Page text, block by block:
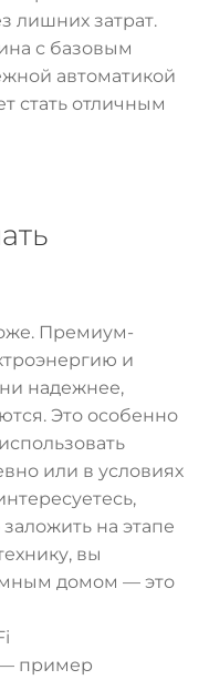
лишних затрат.
с базовым
автоматикой
стать отличным
Премиум-
и
надежнее,
Это особенно
или в условиях
на этапе
вы
домом — это
— пример